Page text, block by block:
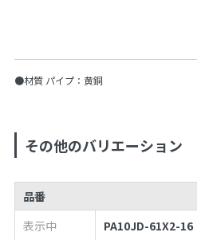
●材質 パイプ：黄銅
その他のバリエーション
品番
表示中
PA10JD-61X2-16